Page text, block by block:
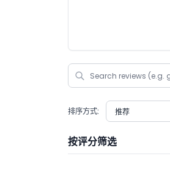
排序方式:
按评分筛选